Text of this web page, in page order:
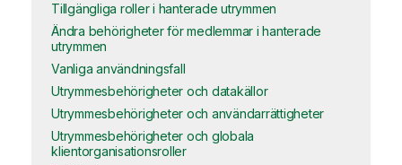
Tillgängliga roller i hanterade utrymmen
Ändra behörigheter för medlemmar i hanterade
utrymmen
Vanliga användningsfall
Utrymmesbehörigheter och datakällor
Utrymmesbehörigheter och användarrättigheter
Utrymmesbehörigheter och globala
klientorganisationsroller